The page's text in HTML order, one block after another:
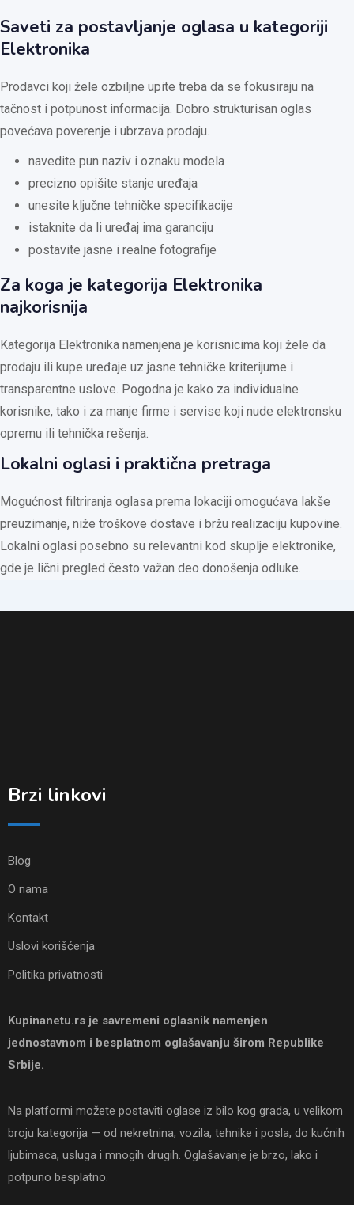
Saveti za postavljanje oglasa u kategoriji
Elektronika
Prodavci koji žele ozbiljne upite treba da se fokusiraju na
tačnost i potpunost informacija. Dobro strukturisan oglas
povećava poverenje i ubrzava prodaju.
navedite pun naziv i oznaku modela
precizno opišite stanje uređaja
unesite ključne tehničke specifikacije
istaknite da li uređaj ima garanciju
postavite jasne i realne fotografije
Za koga je kategorija Elektronika
najkorisnija
Kategorija Elektronika namenjena je korisnicima koji žele da
prodaju ili kupe uređaje uz jasne tehničke kriterijume i
transparentne uslove. Pogodna je kako za individualne
korisnike, tako i za manje firme i servise koji nude elektronsku
opremu ili tehnička rešenja.
Lokalni oglasi i praktična pretraga
Mogućnost filtriranja oglasa prema lokaciji omogućava lakše
preuzimanje, niže troškove dostave i bržu realizaciju kupovine.
Lokalni oglasi posebno su relevantni kod skuplje elektronike,
gde je lični pregled često važan deo donošenja odluke.
Brzi linkovi
Blog
O nama
Kontakt
Uslovi korišćenja
Politika privatnosti
Kupinanetu.rs je savremeni oglasnik namenjen
jednostavnom i besplatnom oglašavanju širom Republike
Srbije.
Na platformi možete postaviti oglase iz bilo kog grada, u velikom
broju kategorija — od nekretnina, vozila, tehnike i posla, do kućnih
ljubimaca, usluga i mnogih drugih. Oglašavanje je brzo, lako i
potpuno besplatno.